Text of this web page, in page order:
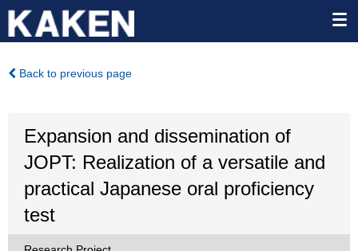
Back to previous page
Expansion and dissemination of
JOPT: Realization of a versatile and
practical Japanese oral proficiency
test